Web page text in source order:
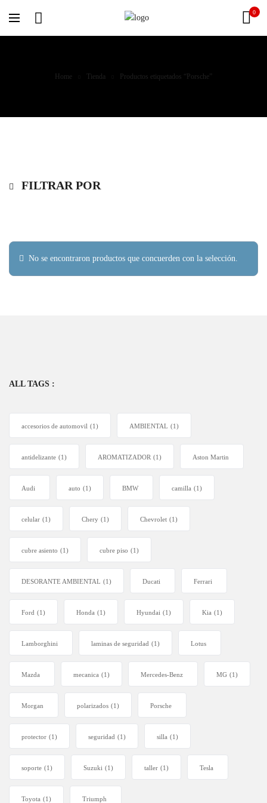
0
Home Tienda Productos etiquetados “Porsche”
FILTRAR POR
No se encontraron productos que concuerden con la selección.
ALL TAGS :
accesorios de automovil (1) AMBIENTAL (1)
antidelizante (1) AROMATIZADOR (1) Aston Martin
Audi auto (1) BMW camilla (1)
celular (1) Chery (1) Chevrolet (1)
cubre asiento (1) cubre piso (1)
DESORANTE AMBIENTAL (1) Ducati Ferrari
Ford (1) Honda (1) Hyundai (1) Kia (1)
Lamborghini laminas de seguridad (1) Lotus
Mazda mecanica (1) Mercedes-Benz MG (1)
Morgan polarizados (1) Porsche
protector (1) seguridad (1) silla (1)
soporte (1) Suzuki (1) taller (1) Tesla
Toyota (1) Triumph